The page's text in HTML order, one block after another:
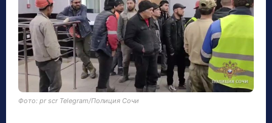
Фото: pr scr Telegram/Полиция Сочи